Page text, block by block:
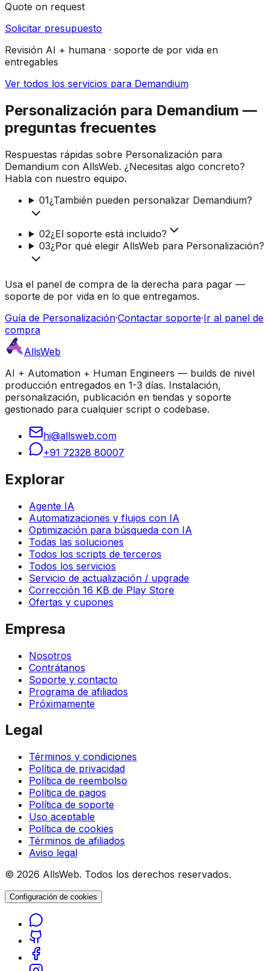
Quote on request
Solicitar presupuesto
Revisión AI + humana · soporte de por vida en
entregables
Ver todos los servicios para Demandium
Personalización para Demandium —
preguntas frecuentes
Respuestas rápidas sobre Personalización para
Demandium con AllsWeb. ¿Necesitas algo concreto?
Habla con nuestro equipo.
01¿También pueden personalizar Demandium?
02¿El soporte está incluido?
03¿Por qué elegir AllsWeb para Personalización?
Usa el panel de compra de la derecha para pagar —
soporte de por vida en lo que entregamos.
Guía de Personalización·Contactar soporte·Ir al panel de
compra
AllsWeb
AI + Automation + Human Engineers — builds de nivel
producción entregados en 1-3 días. Instalación,
personalización, publicación en tiendas y soporte
gestionado para cualquier script o codebase.
hi@allsweb.com
+91 72328 80007
Explorar
Agente IA
Automatizaciones y flujos con IA
Optimización para búsqueda con IA
Todas las soluciones
Todos los scripts de terceros
Todos los servicios
Servicio de actualización / upgrade
Corrección 16 KB de Play Store
Ofertas y cupones
Empresa
Nosotros
Contrátanos
Soporte y contacto
Programa de afiliados
Próximamente
Legal
Términos y condiciones
Política de privacidad
Política de reembolso
Política de pagos
Política de soporte
Uso aceptable
Política de cookies
Términos de afiliados
Aviso legal
© 2026 AllsWeb. Todos los derechos reservados.
Configuración de cookies